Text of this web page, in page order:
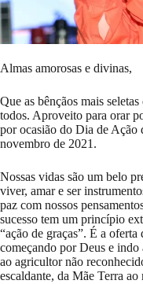
Almas amorosas e divinas,
Que as bênçãos mais
todos. Aproveito para orar
por ocasião do Dia de Ação
novembro de 2021.
Nossas vidas são um belo
viver, amar e ser
paz com nossos
sucesso tem um princípio
“ação de graças”. É a
começando por Deus e indo
ao agricultor não
escaldante, da Mãe Terra